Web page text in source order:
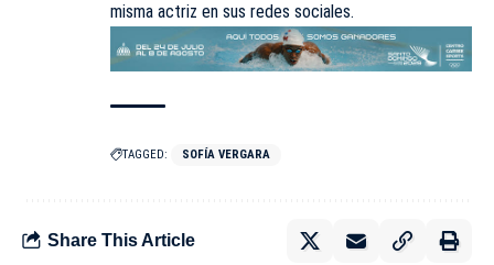
misma actriz en sus redes sociales.
TAGGED: SOFÍA VERGARA
Share This Article